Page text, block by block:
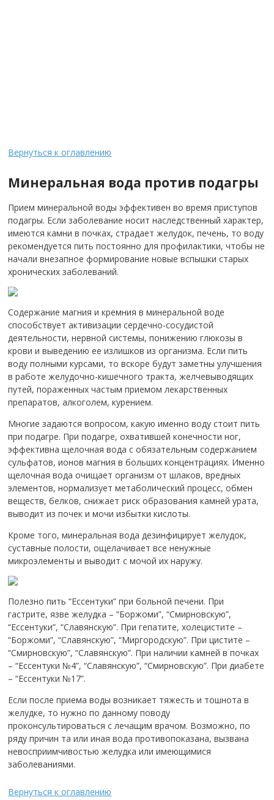
Вернуться к оглавлению
Минеральная вода против подагры
Прием минеральной воды эффективен во время приступов
подагры. Если заболевание носит наследственный характер,
имеются камни в почках, страдает желудок, печень, то воду
рекомендуется пить постоянно для профилактики, чтобы не
начали внезапное формирование новые вспышки старых
хронических заболеваний.
Содержание магния и кремния в минеральной воде
способствует активизации сердечно-сосудистой
деятельности, нервной системы, понижению глюкозы в
крови и выведению ее излишков из организма. Если пить
воду полными курсами, то вскоре будут заметны улучшения
в работе желудочно-кишечного тракта, желчевыводящих
путей, пораженных частым приемом лекарственных
препаратов, алкоголем, курением.
Многие задаются вопросом, какую именно воду стоит пить
при подагре. При подагре, охватившей конечности ног,
эффективна щелочная вода с обязательным содержанием
сульфатов, ионов магния в больших концентрациях. Именно
щелочная вода очищает организм от шлаков, вредных
элементов, нормализует метаболический процесс, обмен
веществ, белков, снижает риск образования камней урата,
выводит из почек и мочи избытки кислоты.
Кроме того, минеральная вода дезинфицирует желудок,
суставные полости, ощелачивает все ненужные
микроэлементы и выводит с мочой их наружу.
Полезно пить “Ессентуки” при больной печени. При
гастрите, язве желудка – “Боржоми”, “Смирновскую”,
“Ессентуки”, “Славянскую”. При гепатите, холецистите –
“Боржоми”, “Славянскую”, “Миргородскую”. При цистите –
“Смирновскую”, “Славянскую”. При наличии камней в почках
– “Ессентуки №4”, “Славянскую”, “Смирновскую”. При диабете
– “Ессентуки №17”.
Если после приема воды возникает тяжесть и тошнота в
желудке, то нужно по данному поводу
проконсультироваться с лечащим врачом. Возможно, по
ряду причин та или иная вода противопоказана, вызвана
невосприимчивостью желудка или имеющимися
заболеваниями.
Вернуться к оглавлению